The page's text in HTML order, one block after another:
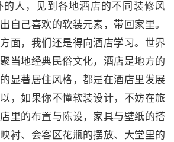
的人，见到各地酒店的不同装修风
自己喜欢的软装元素，带回家里。
面，我们还是得向酒店学习。世界
当地经典民俗文化，酒店是地方的
显著居住风格，都是在酒店里发展
，如果你不懂软装设计，不妨在旅
里的布置与陈设，家具与壁纸的搭
衬、会客区花瓶的摆放、大堂里的